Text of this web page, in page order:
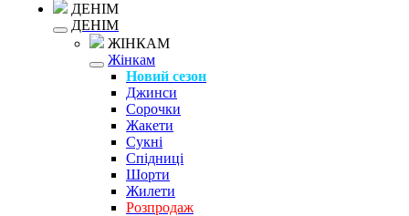
ДЕНІМ
ДЕНІМ
ЖІНКАМ
Жінкам
Новий сезон
Джинси
Сорочки
Жакети
Сукні
Спідниці
Шорти
Жилети
Розпродаж